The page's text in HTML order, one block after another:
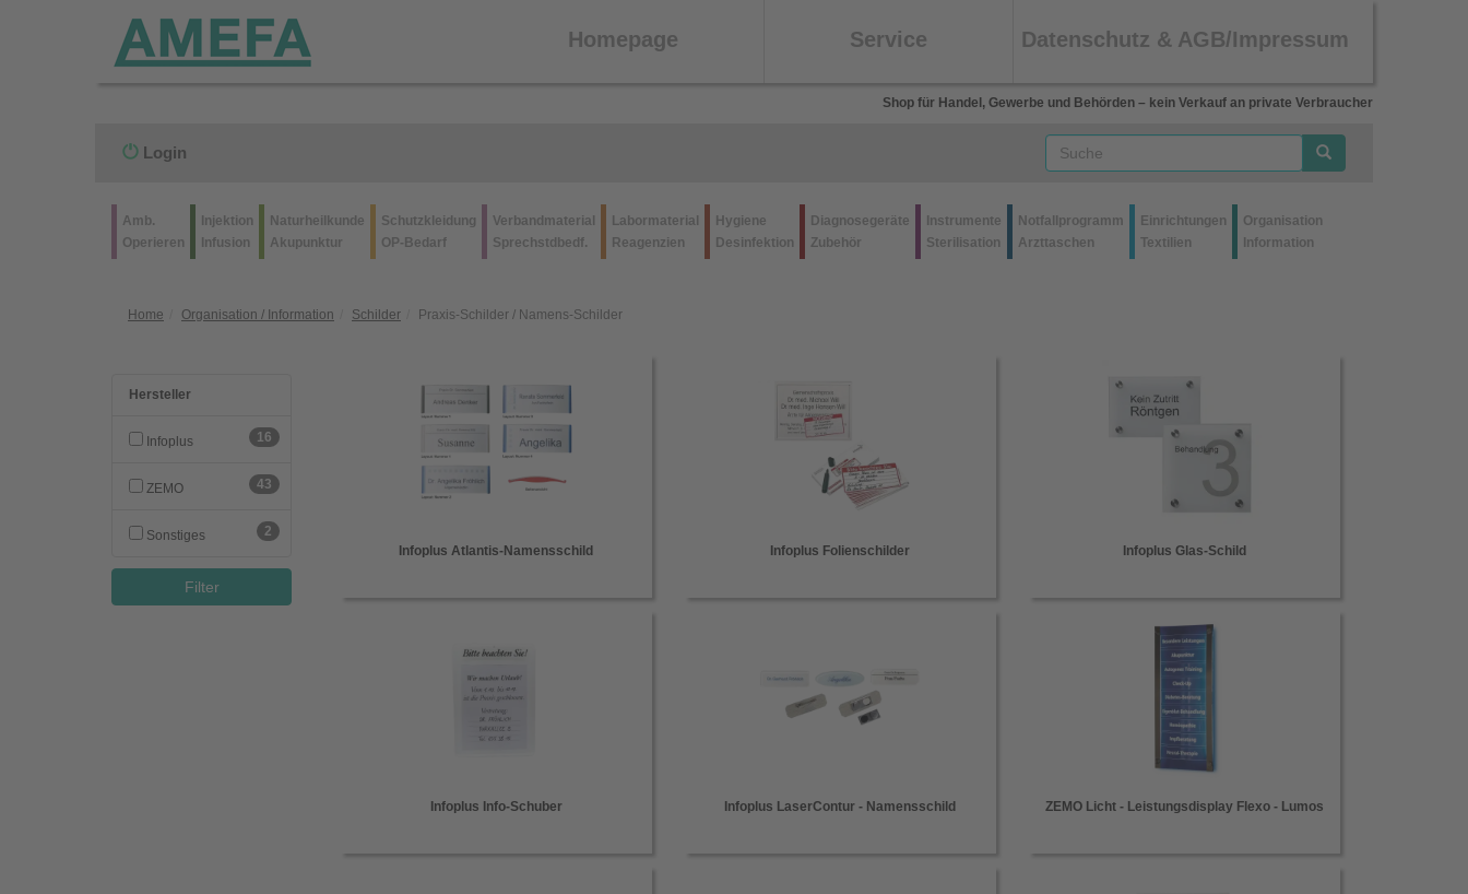
Homepage Service Datenschutz & AGB/Impressum
Shop für Handel, Gewerbe und Behörden – kein Verkauf an private Verbraucher
Login
Amb.
Operieren
Injektion
Infusion
Naturheilkunde
Akupunktur
Schutzkleidung
OP-Bedarf
Verbandmaterial
Sprechstdbedf.
Labormaterial
Reagenzien
Hygiene
Desinfektion
Diagnosegeräte
Zubehör
Instrumente
Sterilisation
Notfallprogramm
Arzttaschen
Einrichtungen
Textilien
Organisation
Information
Home Organisation / Information Schilder Praxis-Schilder / Namens-Schilder
Hersteller
Infoplus 16
ZEMO 43
Sonstiges 2
Filter
Infoplus Atlantis-Namensschild Infoplus Folienschilder Infoplus Glas-Schild
Infoplus Info-Schuber Infoplus LaserContur - Namensschild ZEMO Licht - Leistungsdisplay Flexo - Lumos